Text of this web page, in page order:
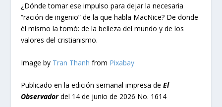
¿Dónde tomar ese impulso para dejar la necesaria
“ración de ingenio” de la que habla MacNice? De donde
él mismo la tomó: de la belleza del mundo y de los
valores del cristianismo.
Image by Tran Thanh from Pixabay
Publicado en la edición semanal impresa deEl
Observadordel 14 de junio de 2026 No. 1614